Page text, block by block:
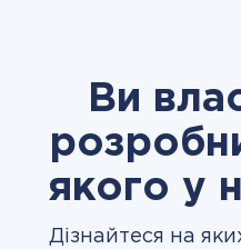
Ви
якого у
Дізнайтеся на